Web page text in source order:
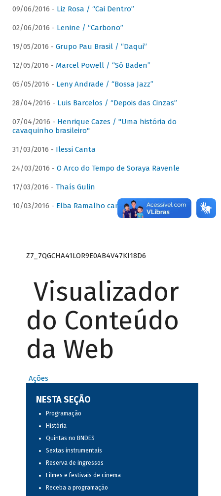
09/06/2016 - Liz Rosa / “Cai Dentro”
02/06/2016 - Lenine / “Carbono”
19/05/2016 - Grupo Pau Brasil / “Daqui”
12/05/2016 - Marcel Powell / “Só Baden”
05/05/2016 - Leny Andrade / “Bossa Jazz”
28/04/2016 - Luis Barcelos / “Depois das Cinzas”
07/04/2016 - Henrique Cazes / "Uma história do
cavaquinho brasileiro"
31/03/2016 - Ilessi Canta
24/03/2016 - O Arco do Tempo de Soraya Ravenle
17/03/2016 - Thaís Gulin
10/03/2016 - Elba Ramalho canta Dominguinhos
Z7_7QGCHA41LOR9E0AB4V47KI18D6
Visualizador
do Conteúdo
da Web
Ações
NESTA SEÇÃO
Programação
História
Quintas no BNDES
Sextas instrumentais
Reserva de ingressos
Filmes e festivais de cinema
Receba a programação